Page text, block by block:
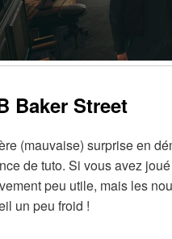
Baker Street
(mauvaise) surprise en
de tuto. Si vous avez
peu utile, mais les
un peu froid !